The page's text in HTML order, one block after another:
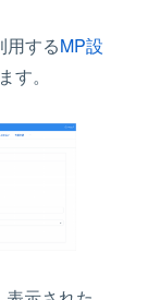
用するMP設
す。